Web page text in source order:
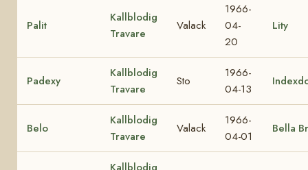
Palit
Kallblodig
Travare
Valack
1966-
04-
20
Lity
Padexy
Kallblodig
Travare
Sto
1966-
04-13
Belo
Kallblodig
Travare
Valack
1966-
04-01
Bella
Kallblodig